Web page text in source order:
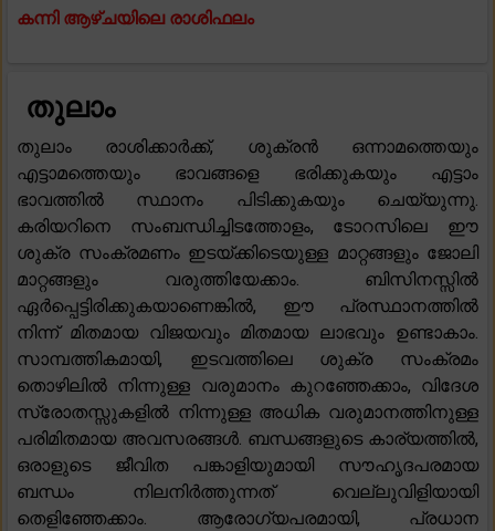
കന്നി ആഴ്ചയിലെ രാശിഫലം
തുലാം
തുലാം രാശിക്കാർക്ക്, ശുക്രൻ ഒന്നാമത്തെയും
എട്ടാമത്തെയും ഭാവങ്ങളെ ഭരിക്കുകയും എട്ടാം
ഭാവത്തിൽ സ്ഥാനം പിടിക്കുകയും ചെയ്യുന്നു.
കരിയറിനെ സംബന്ധിച്ചിടത്തോളം, ടോറസിലെ ഈ
ശുക്ര സംക്രമണം ഇടയ്ക്കിടെയുള്ള മാറ്റങ്ങളും ജോലി
മാറ്റങ്ങളും വരുത്തിയേക്കാം. ബിസിനസ്സിൽ
ഏർപ്പെട്ടിരിക്കുകയാണെങ്കിൽ, ഈ പ്രസ്ഥാനത്തിൽ
നിന്ന് മിതമായ വിജയവും മിതമായ ലാഭവും ഉണ്ടാകാം.
സാമ്പത്തികമായി, ഇടവത്തിലെ ശുക്ര സംക്രമം
തൊഴിലിൽ നിന്നുള്ള വരുമാനം കുറഞ്ഞേക്കാം, വിദേശ
സ്രോതസ്സുകളിൽ നിന്നുള്ള അധിക വരുമാനത്തിനുള്ള
പരിമിതമായ അവസരങ്ങൾ. ബന്ധങ്ങളുടെ കാര്യത്തിൽ,
ഒരാളുടെ ജീവിത പങ്കാളിയുമായി സൗഹൃദപരമായ
ബന്ധം നിലനിർത്തുന്നത് വെല്ലുവിളിയായി
തെളിഞ്ഞേക്കാം. ആരോഗ്യപരമായി, പ്രധാന